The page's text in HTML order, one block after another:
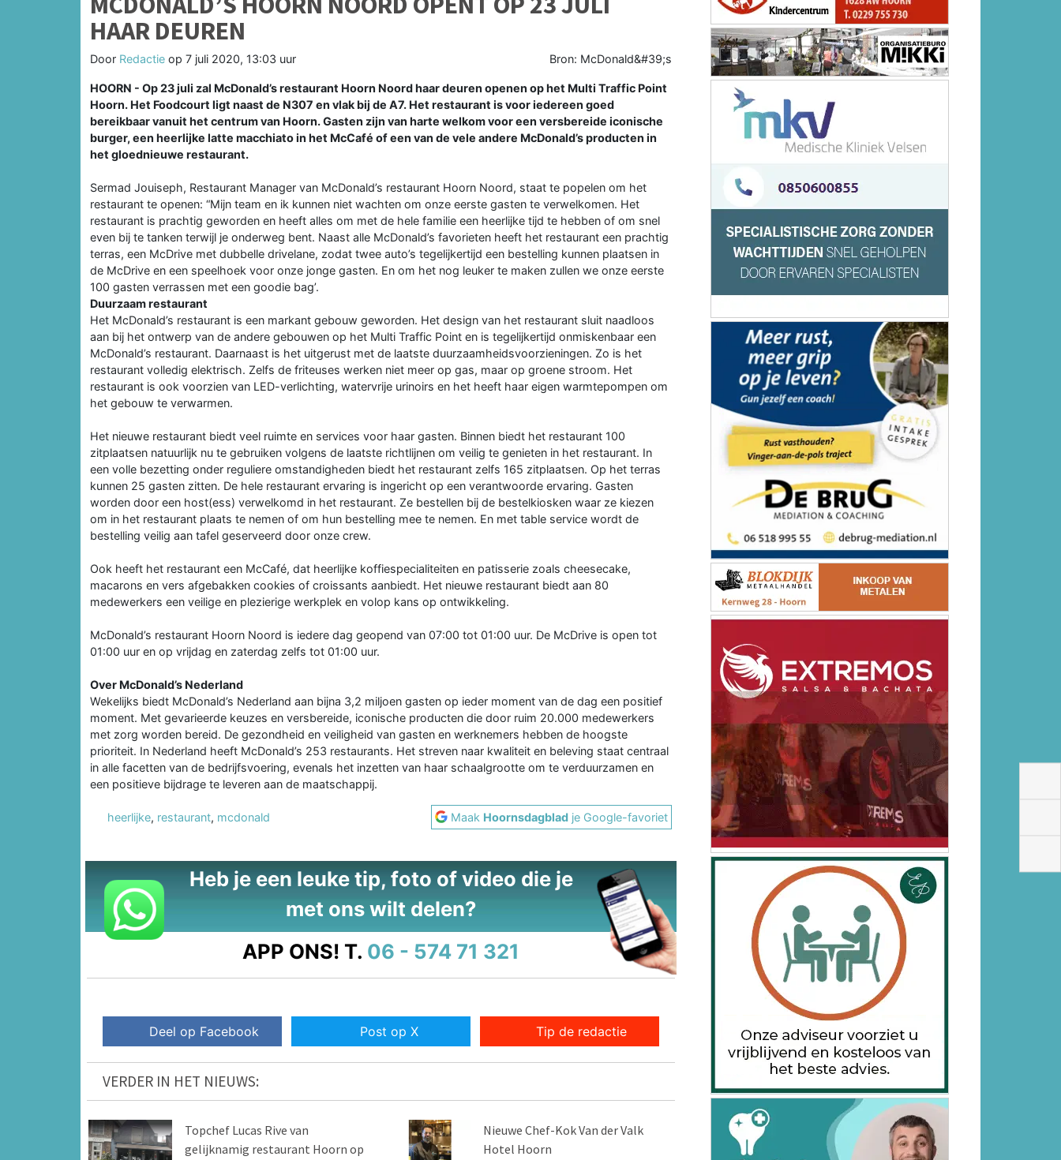
HAAR DEUREN
Door Redactie op 7 juli 2020, 13:03 uur Bron: McDonald&#39;s
HOORN - Op 23 juli zal McDonald’s restaurant Hoorn Noord haar deuren openen op het Multi Traffic Point
Hoorn. Het Foodcourt ligt naast de N307 en vlak bij de A7. Het restaurant is voor iedereen goed
bereikbaar vanuit het centrum van Hoorn. Gasten zijn van harte welkom voor een versbereide iconische
burger, een heerlijke latte macchiato in het McCafé of een van de vele andere McDonald’s producten in
het gloednieuwe restaurant.
Sermad Jouiseph, Restaurant Manager van McDonald’s restaurant Hoorn Noord, staat te popelen om het
restaurant te openen: “Mijn team en ik kunnen niet wachten om onze eerste gasten te verwelkomen. Het
restaurant is prachtig geworden en heeft alles om met de hele familie een heerlijke tijd te hebben of om snel
even bij te tanken terwijl je onderweg bent. Naast alle McDonald’s favorieten heeft het restaurant een prachtig
terras, een McDrive met dubbelle drivelane, zodat twee auto’s tegelijkertijd een bestelling kunnen plaatsen in
de McDrive en een speelhoek voor onze jonge gasten. En om het nog leuker te maken zullen we onze eerste
100 gasten verrassen met een goodie bag’.
Duurzaam restaurant
Het McDonald’s restaurant is een markant gebouw geworden. Het design van het restaurant sluit naadloos
aan bij het ontwerp van de andere gebouwen op het Multi Traffic Point en is tegelijkertijd onmiskenbaar een
McDonald’s restaurant. Daarnaast is het uitgerust met de laatste duurzaamheidsvoorzieningen. Zo is het
restaurant volledig elektrisch. Zelfs de friteuses werken niet meer op gas, maar op groene stroom. Het
restaurant is ook voorzien van LED-verlichting, watervrije urinoirs en het heeft haar eigen warmtepompen om
het gebouw te verwarmen.
Het nieuwe restaurant biedt veel ruimte en services voor haar gasten. Binnen biedt het restaurant 100
zitplaatsen natuurlijk nu te gebruiken volgens de laatste richtlijnen om veilig te genieten in het restaurant. In
een volle bezetting onder reguliere omstandigheden biedt het restaurant zelfs 165 zitplaatsen. Op het terras
kunnen 25 gasten zitten. De hele restaurant ervaring is ingericht op een verantwoorde ervaring. Gasten
worden door een host(ess) verwelkomd in het restaurant. Ze bestellen bij de bestelkiosken waar ze kiezen
om in het restaurant plaats te nemen of om hun bestelling mee te nemen. En met table service wordt de
bestelling veilig aan tafel geserveerd door onze crew.
Ook heeft het restaurant een McCafé, dat heerlijke koffiespecialiteiten en patisserie zoals cheesecake,
macarons en vers afgebakken cookies of croissants aanbiedt. Het nieuwe restaurant biedt aan 80
medewerkers een veilige en plezierige werkplek en volop kans op ontwikkeling.
McDonald’s restaurant Hoorn Noord is iedere dag geopend van 07:00 tot 01:00 uur. De McDrive is open tot
01:00 uur en op vrijdag en zaterdag zelfs tot 01:00 uur.
Over McDonald’s Nederland
Wekelijks biedt McDonald’s Nederland aan bijna 3,2 miljoen gasten op ieder moment van de dag een positief
moment. Met gevarieerde keuzes en versbereide, iconische producten die door ruim 20.000 medewerkers
met zorg worden bereid. De gezondheid en veiligheid van gasten en werknemers hebben de hoogste
prioriteit. In Nederland heeft McDonald’s 253 restaurants. Het streven naar kwaliteit en beleving staat centraal
in alle facetten van de bedrijfsvoering, evenals het inzetten van haar schaalgrootte om te verduurzamen en
een positieve bijdrage te leveren aan de maatschappij.
heerlijke, restaurant, mcdonald Maak Hoornsdagblad je Google-favoriet
Heb je een leuke tip, foto of video die je
met ons wilt delen?
APP ONS! T. 06 - 574 71 321
Deel op Facebook Post op X Tip de redactie
VERDER IN HET NIEUWS:
Topchef Lucas Rive van
gelijknamig restaurant Hoorn op
Nieuwe Chef-Kok Van der Valk
Hotel Hoorn